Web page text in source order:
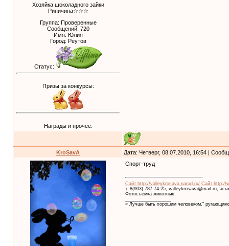
Хозяйка шоколадного зайки
Рипичипа☆☆☆
Группа: Проверенные
Сообщений: 720
Имя: Юлия
Город: Реутов
Статус:
Призы за конкурсы:
Награды и прочее:
KroSavA Дата: Четверг, 08.07.2010, 16:54 |
Спорт-труд
Сайт http://valleykrosava.narod.ru/ Сайт http://
т. 8(903) 787-74-25, valleykrosava@mail.ru,
Фотосъёмка животных.
« Лучше быть хорошим человеком,"